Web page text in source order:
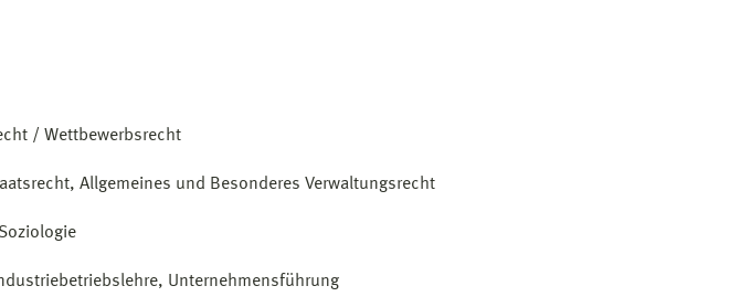
/ Wettbewerbsrecht
Allgemeines und Besonderes Verwaltungsrecht
Unternehmensführung